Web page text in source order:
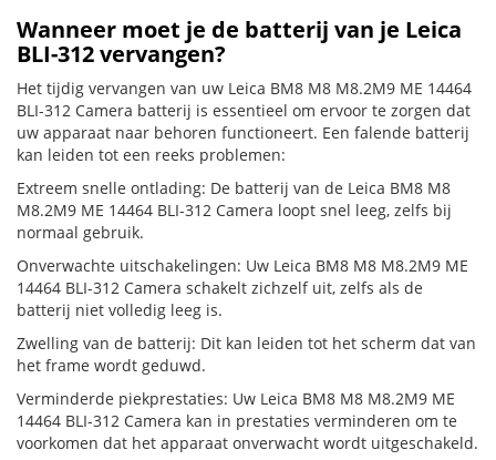
Wanneer moet je de batterij van je Leica
BLI-312 vervangen?
Het tijdig vervangen van uw Leica BM8 M8 M8.2M9 ME 14464
BLI-312 Camera batterij is essentieel om ervoor te zorgen dat
uw apparaat naar behoren functioneert. Een falende batterij
kan leiden tot een reeks problemen:
Extreem snelle ontlading: De batterij van de Leica BM8 M8
M8.2M9 ME 14464 BLI-312 Camera loopt snel leeg, zelfs bij
normaal gebruik.
Onverwachte uitschakelingen: Uw Leica BM8 M8 M8.2M9 ME
14464 BLI-312 Camera schakelt zichzelf uit, zelfs als de
batterij niet volledig leeg is.
Zwelling van de batterij: Dit kan leiden tot het scherm dat van
het frame wordt geduwd.
Verminderde piekprestaties: Uw Leica BM8 M8 M8.2M9 ME
14464 BLI-312 Camera kan in prestaties verminderen om te
voorkomen dat het apparaat onverwacht wordt uitgeschakeld.